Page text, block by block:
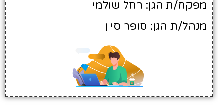
מפקח/ת הגן: רחל שולמי
מנהל/ת הגן: סופר סיון